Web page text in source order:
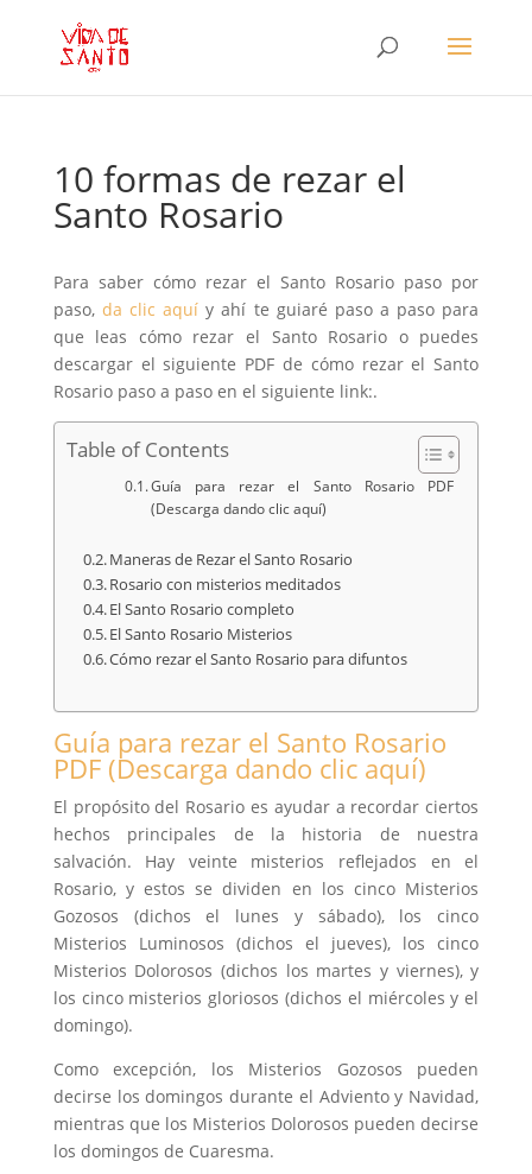
10 formas de rezar el
Santo Rosario
Para saber cómo rezar el Santo Rosario paso por
paso, da clic aquí y ahí te guiaré paso a paso para
que leas cómo rezar el Santo Rosario o puedes
descargar el siguiente PDF de cómo rezar el Santo
Rosario paso a paso en el siguiente link:.
Table of Contents
Guía para rezar el Santo Rosario PDF
(Descarga dando clic aquí)
Maneras de Rezar el Santo Rosario
Rosario con misterios meditados
El Santo Rosario completo
El Santo Rosario Misterios
Cómo rezar el Santo Rosario para difuntos
Guía para rezar el Santo Rosario
PDF (Descarga dando clic aquí)
El propósito del Rosario es ayudar a recordar ciertos
hechos principales de la historia de nuestra
salvación. Hay veinte misterios reflejados en el
Rosario, y estos se dividen en los cinco Misterios
Gozosos (dichos el lunes y sábado), los cinco
Misterios Luminosos (dichos el jueves), los cinco
Misterios Dolorosos (dichos los martes y viernes), y
los cinco misterios gloriosos (dichos el miércoles y el
domingo).
Como excepción, los Misterios Gozosos pueden
decirse los domingos durante el Adviento y Navidad,
mientras que los Misterios Dolorosos pueden decirse
los domingos de Cuaresma.